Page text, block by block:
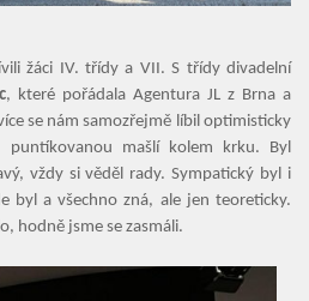
žáci IV. třídy a VII. S třídy divadelní
, které pořádala Agentura JL z Brna a
se nám samozřejmě líbil optimisticky
puntíkovanou mašlí kolem krku. Byl
vždy si věděl rady. Sympatický byl i
byl a všechno zná, ale jen teoreticky.
hodně jsme se zasmáli.